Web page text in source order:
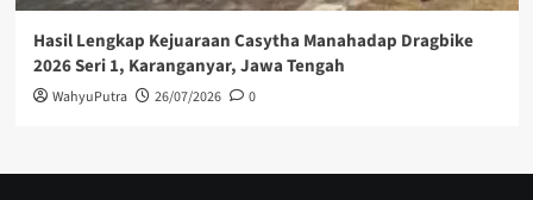
Hasil Lengkap Kejuaraan Casytha Manahadap Dragbike
2026 Seri 1, Karanganyar, Jawa Tengah
WahyuPutra 26/07/2026 0